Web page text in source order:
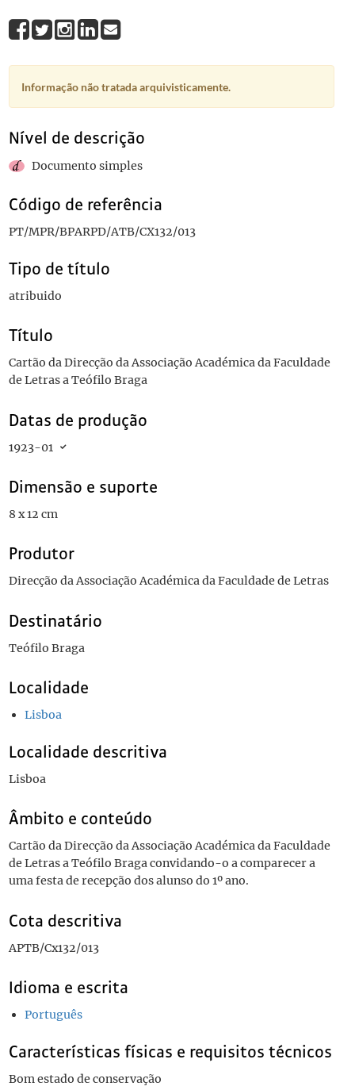
Informação não tratada arquivisticamente.
Nível de descrição
Documento simples
Código de referência
PT/MPR/BPARPD/ATB/CX132/013
Tipo de título
atribuido
Título
Cartão da Direcção da Associação Académica da Faculdade
de Letras a Teófilo Braga
Datas de produção
1923-01
Dimensão e suporte
8 x 12 cm
Produtor
Direcção da Associação Académica da Faculdade de Letras
Destinatário
Teófilo Braga
Localidade
Lisboa
Localidade descritiva
Lisboa
Âmbito e conteúdo
Cartão da Direcção da Associação Académica da Faculdade
de Letras a Teófilo Braga convidando-o a comparecer a
uma festa de recepção dos alunso do 1º ano.
Cota descritiva
APTB/Cx132/013
Idioma e escrita
Português
Características físicas e requisitos técnicos
Bom estado de conservação